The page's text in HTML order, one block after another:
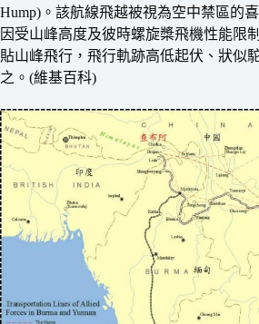
Hump)。該航線飛越被視為空中禁區的
因受山峰高度及彼時螺旋槳飛機性能限
貼山峰飛行，飛行軌跡高低起伏、狀似
之。(維基百科)